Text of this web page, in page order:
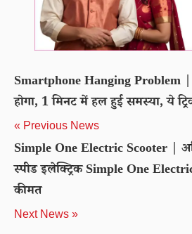
Smartphone Hanging Problem
होगा, 1 मिनट में हल हुई समस्या, ये
« Previous News
Simple One Electric Scooter |
स्पीड इलेक्ट्रिक Simple One
कीमत
Next News »